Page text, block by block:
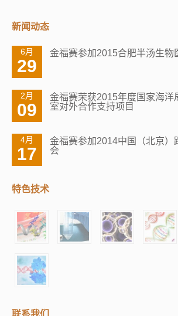
新闻动态
6月
29
金福赛参加2015合肥半汤生物
2月
09
金福赛荣获2015年度国家海洋
室对外合作支持项目
4月
17
金福赛参加2014中国（北京）
会
特色技术
联系我们